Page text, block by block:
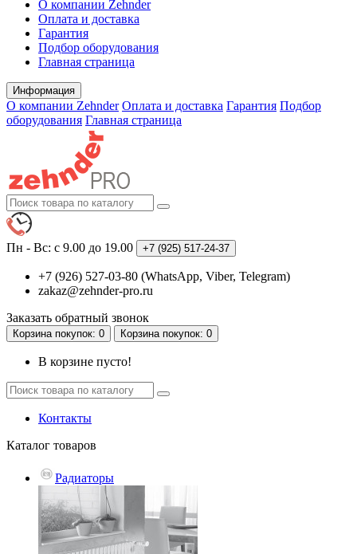
О компании Zehnder
Оплата и доставка
Гарантия
Подбор оборудования
Главная страница
Информация
О компании Zehnder Оплата и доставка Гарантия Подбор
оборудования Главная страница
Пн - Вс: с 9.00 до 19.00 +7 (925) 517-24-37
+7 (926) 527-03-80 (WhatsApp, Viber, Telegram)
zakaz@zehnder-pro.ru
Заказать обратный звонок
Корзинапокупок: 0 Корзинапокупок: 0
В корзине пусто!
Контакты
Каталог товаров
Радиаторы